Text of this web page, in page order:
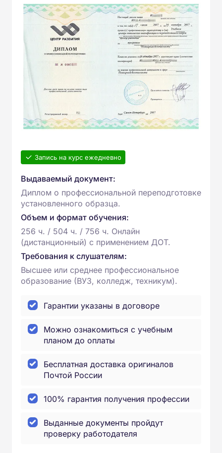
Запись на курс ежедневно
Выдаваемый документ:
Диплом о профессиональной переподготовке
установленного образца.
Объем и формат обучения:
256 ч. / 504 ч. / 756 ч. Онлайн
(дистанционный) с применением ДОТ.
Требования к слушателям:
Высшее или среднее профессиональное
образование (ВУЗ, колледж, техникум).
Гарантии указаны в договоре
Можно ознакомиться с учебным
планом до оплаты
Бесплатная доставка оригиналов
Почтой России
100% гарантия получения профессии
Выданные документы пройдут
проверку работодателя